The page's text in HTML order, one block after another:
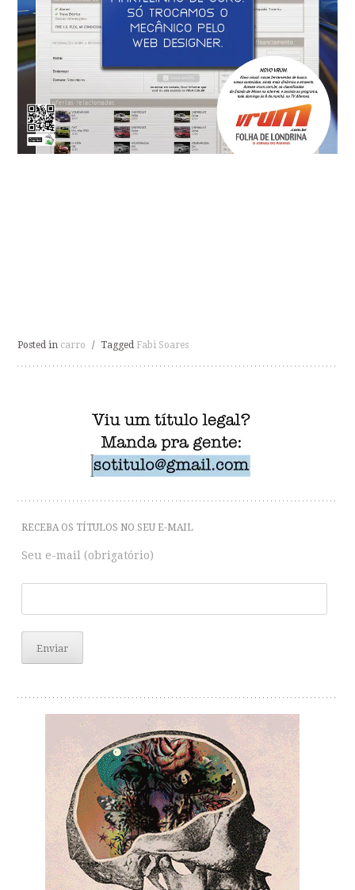
Posted in carro / Tagged Fabi Soares
RECEBA OS TÍTULOS NO SEU E-MAIL
Seu e-mail (obrigatório)